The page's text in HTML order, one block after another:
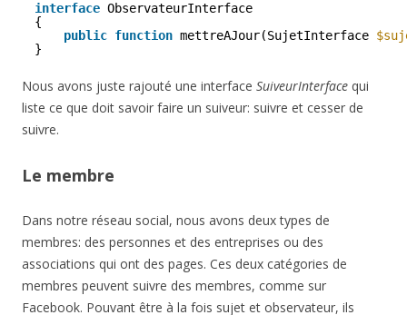
interface ObservateurInterface
{
public function mettreAJour(SujetInterface
}
Nous avons juste rajouté une interface SuiveurInterface qui
liste ce que doit savoir faire un suiveur: suivre et cesser de
suivre.
Le membre
Dans notre réseau social, nous avons deux types de
membres: des personnes et des entreprises ou des
associations qui ont des pages. Ces deux catégories de
membres peuvent suivre des membres, comme sur
Facebook. Pouvant être à la fois sujet et observateur, ils